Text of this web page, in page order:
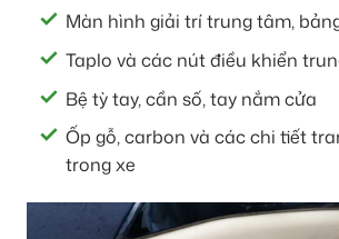
Màn hình giải trí trung tâm,
Taplo và các nút điều khiển
Bệ tỳ tay, cần số, tay nắm cửa
Ốp gỗ, carbon và các chi tiết
trong xe